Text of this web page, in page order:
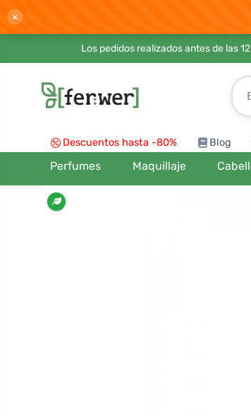
×
Los pedidos realizados antes de las
Descuentos hasta -80% Blog
Perfumes Maquillaje